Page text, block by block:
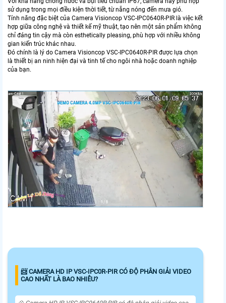
sử dụng trong mọi điều kiện thời tiết, từ nắng nóng đến mưa gió.
Tính năng đặc biệt của Camera Visioncop VSC-IPC0640R-PIR là việc kết
hợp giữa công nghệ và thiết kế mỹ thuật, tạo nên một sản phẩm không
chỉ đáng tin cậy mà còn esthetically pleasing, phù hợp với nhiều không
gian kiến trúc khác nhau.
Đó chính là lý do Camera Visioncop VSC-IPC0640R-PIR được lựa chọn
là thiết bị an ninh hiện đại và tinh tế cho ngôi nhà hoặc doanh nghiệp
của bạn.
📨 CAMERA HD IP VSC-IPC0R-PIR CÓ ĐỘ PHÂN GIẢI VIDEO
CAO NHẤT LÀ BAO NHIÊU?